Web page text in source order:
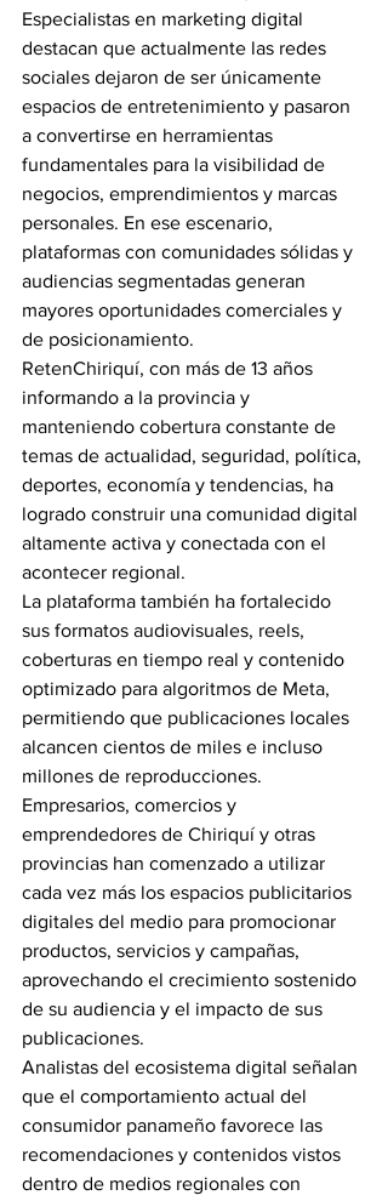
Especialistas en marketing digital
destacan que actualmente las redes
sociales dejaron de ser únicamente
espacios de entretenimiento y pasaron
a convertirse en herramientas
fundamentales para la visibilidad de
negocios, emprendimientos y marcas
personales. En ese escenario,
plataformas con comunidades sólidas y
audiencias segmentadas generan
mayores oportunidades comerciales y
de posicionamiento.
RetenChiriquí, con más de 13 años
informando a la provincia y
manteniendo cobertura constante de
temas de actualidad, seguridad, política,
deportes, economía y tendencias, ha
logrado construir una comunidad digital
altamente activa y conectada con el
acontecer regional.
La plataforma también ha fortalecido
sus formatos audiovisuales, reels,
coberturas en tiempo real y contenido
optimizado para algoritmos de Meta,
permitiendo que publicaciones locales
alcancen cientos de miles e incluso
millones de reproducciones.
Empresarios, comercios y
emprendedores de Chiriquí y otras
provincias han comenzado a utilizar
cada vez más los espacios publicitarios
digitales del medio para promocionar
productos, servicios y campañas,
aprovechando el crecimiento sostenido
de su audiencia y el impacto de sus
publicaciones.
Analistas del ecosistema digital señalan
que el comportamiento actual del
consumidor panameño favorece las
recomendaciones y contenidos vistos
dentro de medios regionales con